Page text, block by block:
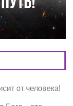
от человека!